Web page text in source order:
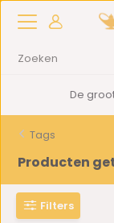
De
Tags
Producten
Filters